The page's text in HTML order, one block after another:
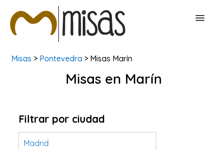
BUSCAR MISAS
Misas > Pontevedra > Misas Marín
Misas en Marín
Filtrar por ciudad
Madrid